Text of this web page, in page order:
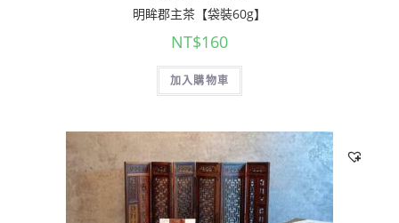
明眸郡主茶【袋裝60g】
NT$160
加入購物車